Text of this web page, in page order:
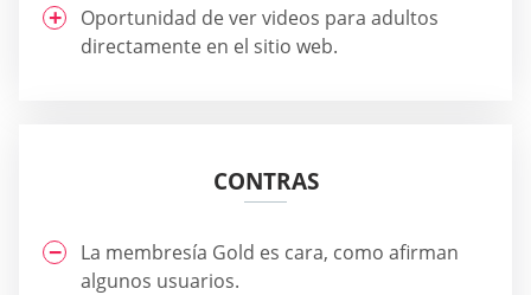
Oportunidad de ver videos para adultos
directamente en el sitio web.
CONTRAS
La membresía Gold es cara, como afirman
algunos usuarios.